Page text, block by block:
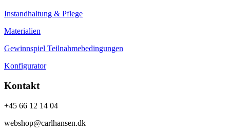
Instandhaltung & Pflege
Materialien
Gewinnspiel Teilnahmebedingungen
Konfigurator
Kontakt
+45 66 12 14 04
webshop@carlhansen.dk